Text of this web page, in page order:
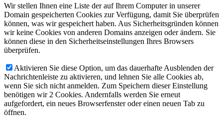
Wir stellen Ihnen eine Liste der auf Ihrem Computer in unserer
Domain gespeicherten Cookies zur Verfügung, damit Sie überprüfen
können, was wir gespeichert haben. Aus Sicherheitsgründen können
wir keine Cookies von anderen Domains anzeigen oder ändern. Sie
können diese in den Sicherheitseinstellungen Ihres Browsers
überprüfen.
Aktivieren Sie diese Option, um das dauerhafte Ausblenden der
Nachrichtenleiste zu aktivieren, und lehnen Sie alle Cookies ab,
wenn Sie sich nicht anmelden. Zum Speichern dieser Einstellung
benötigen wir 2 Cookies. Andernfalls werden Sie erneut
aufgefordert, ein neues Browserfenster oder einen neuen Tab zu
öffnen.